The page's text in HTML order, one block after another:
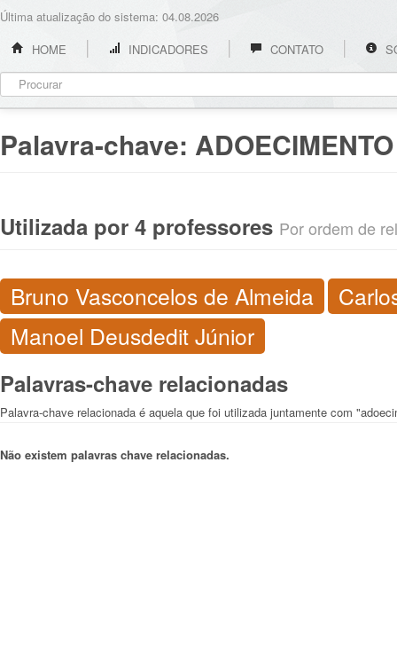
Última atualização do sistema: 04.08.2026
HOME
INDICADORES CONTATO
Palavra-chave:
Utilizada por 4 professores Por ordem de
Bruno Vasconcelos de Almeida
Manoel Deusdedit Júnior
Palavras-chave relacionadas
Palavra-chave relacionada é aquela que foi utilizada juntamente com
Não existem palavras chave relacionadas.